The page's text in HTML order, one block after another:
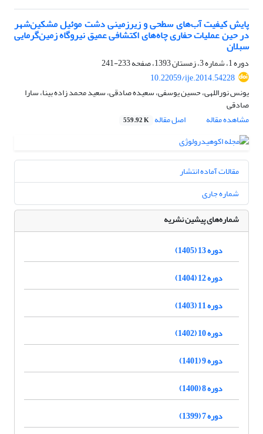
پایش کیفیت آب‌های سطحی و زیرزمینی دشت موئیل مشکین‌شهر
در حین عملیات حفاری چاه‌های اکتشافی عمیق نیروگاه زمین‌گرمایی
سبلان
دوره 1، شماره 3، زمستان 1393، صفحه
233-241
10.22059/ije.2014.54228
یونس نوراللهی، حسین یوسفی، سعیده صادقی، سعید محمد زاده بینا، سارا
صادقی
مشاهده مقاله
اصل مقاله 559.92 K
مقالات آماده انتشار
شماره جاری
شماره‌های پیشین نشریه
دوره 13 (1405)
دوره 12 (1404)
دوره 11 (1403)
دوره 10 (1402)
دوره 9 (1401)
دوره 8 (1400)
دوره 7 (1399)